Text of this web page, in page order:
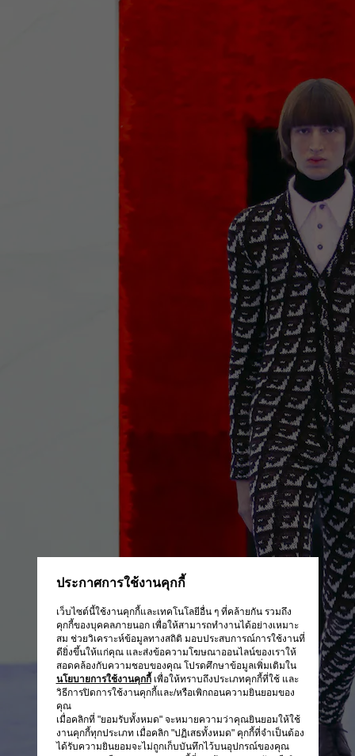
ประกาศการใช้งานคุกกี้
เว็บไซต์นี้ใช้งานคุกกี้และเทคโนโลยีอื่น ๆ ที่คล้ายกัน รวมถึง
คุกกี้ของบุคคลภายนอก เพื่อให้สามารถทำงานได้อย่างเหมาะ
สม ช่วยวิเคราะห์ข้อมูลทางสถิติ มอบประสบการณ์การใช้งานที่
ดียิ่งขึ้นให้แก่คุณ และส่งข้อความโฆษณาออนไลน์ของเราให้
สอดคล้องกับความชอบของคุณ โปรดศึกษาข้อมูลเพิ่มเติมใน
นโยบายการใช้งานคุกกี้เพื่อให้ทราบถึงประเภทคุกกี้ที่ใช้ และ
วิธีการปิดการใช้งานคุกกี้และ/หรือเพิกถอนความยินยอมของ
คุณ
เมื่อคลิกที่ "ยอมรับทั้งหมด" จะหมายความว่าคุณยินยอมให้ใช้
งานคุกกี้ทุกประเภท เมื่อคลิก "ปฏิเสธทั้งหมด" คุกกี้ที่จำเป็นต้อง
ได้รับความยินยอมจะไม่ถูกเก็บบันทึกไว้บนอุปกรณ์ของคุณ